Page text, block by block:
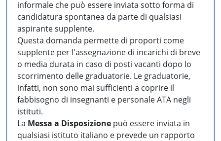
informale che può essere inviata sotto forma di
candidatura spontanea da parte di qualsiasi
aspirante supplente.
Questa domanda permette di proporti come
supplente per l'assegnazione di incarichi di breve
o media durata in caso di posti vacanti dopo lo
scorrimento delle graduatorie. Le graduatorie,
infatti, non sono mai sufficienti a coprire il
fabbisogno di insegnanti e personale ATA negli
istituti.
La Messa a Disposizione può essere inviata in
qualsiasi istituto italiano e prevede un rapporto